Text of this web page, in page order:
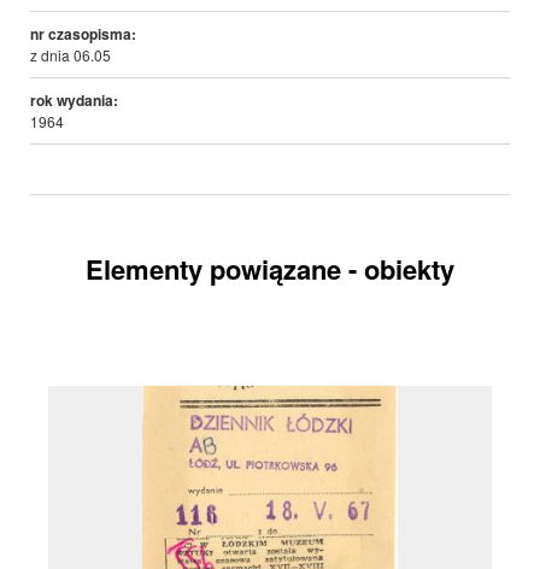
nr czasopisma:
z dnia 06.05
rok wydania:
1964
Elementy powiązane - obiekty